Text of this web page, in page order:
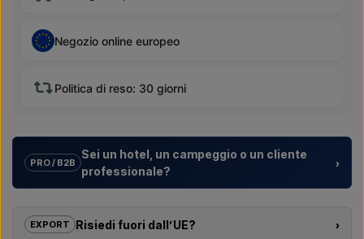
Negozio online europeo
Politica di reso: 30 giorni
PRO / B2B
Sei un hotel, un campeggio o un cliente
professionale?
›
immobiliari con
dalla scelta del modello alla corretta installazione.
EXPORT Risiedi fuori dall’UE?
›